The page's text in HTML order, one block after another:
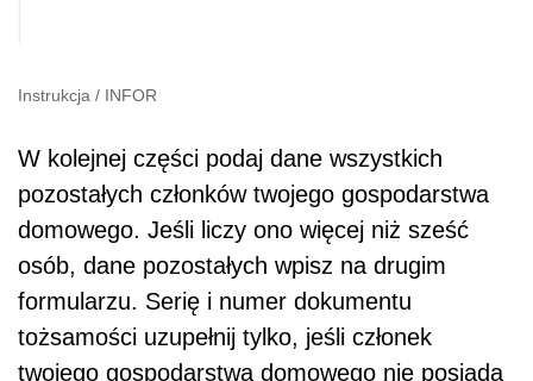
Instrukcja / INFOR
W kolejnej części podaj dane wszystkich
pozostałych członków twojego gospodarstwa
domowego. Jeśli liczy ono więcej niż sześć
osób, dane pozostałych wpisz na drugim
formularzu. Serię i numer dokumentu
tożsamości uzupełnij tylko, jeśli członek
twojego gospodarstwa domowego nie posiada